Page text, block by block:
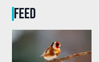
FEED